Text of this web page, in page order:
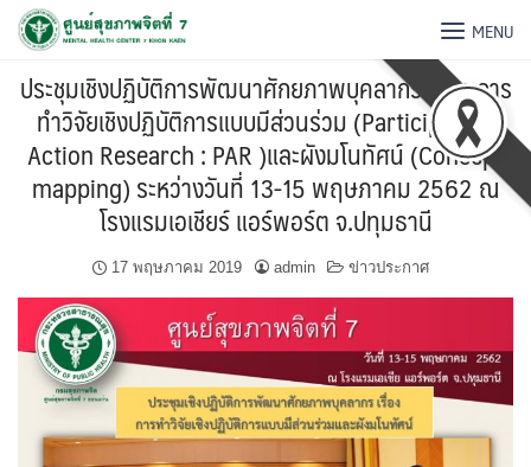
MENU
ประชุมเชิงปฏิบัติการพัฒนาศักยภาพบุคลากร เรื่อง การ
ทำวิจัยเชิงปฏิบัติการแบบมีส่วนร่วม (Participatory
Action Research : PAR )และผังมโนทัศน์ (Concept
mapping) ระหว่างวันที่ 13-15 พฤษภาคม 2562 ณ
โรงแรมเอเชียร์ แอร์พอร์ต จ.ปทุมธานี
17 พฤษภาคม 2019 admin ข่าวประกาศ